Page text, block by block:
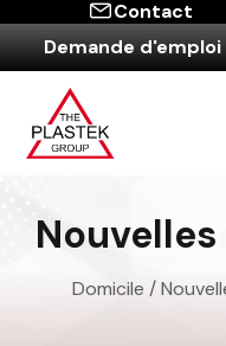
Contact
Demande d'emploi
Domicile /